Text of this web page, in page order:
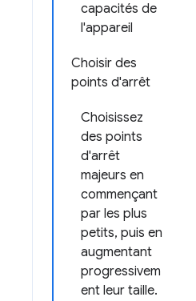
capacités de
l'appareil
Choisir des
points d'arrêt
Choisissez
des points
d'arrêt
majeurs en
commençant
par les plus
petits, puis en
augmentant
progressivem
ent leur taille.